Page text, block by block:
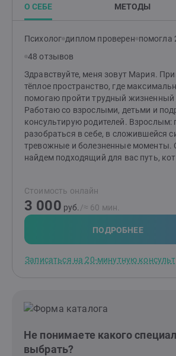
О СЕБЕ МЕТОДЫ
Психолог диплом проверен помогла
48 отзывов
Здравствуйте, меня зовут Мария.
тёплое пространство, где
помогаю пройти трудный жизненный
Работаю со взрослыми, детьми и
консультирую родителей. Взрослым:
разобраться в себе, в сложившейся
тревожные и болезненные моменты.
найдем подходящий для вас путь,
страхами, вспышками гнева,
чувствительностью и ранимостью,
уверенность, улучшить отношения с
Родителям: помогу разобраться в
возникших трудностей и найти
отношения и понять своего ребенка.
Стоимость онлайн
3 000 руб. /≈ 60 мин.
ПОДРОБНЕЕ
Записаться на 20-минутную
Не понимаете какого
выбрать?